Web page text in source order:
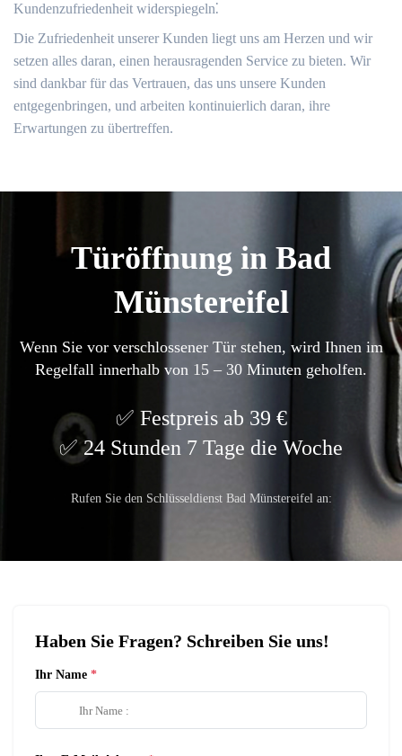
Kundenzufriedenheit widerspiegeln⁚
Die Zufriedenheit unserer Kunden liegt uns am Herzen und wir
setzen alles daran, einen herausragenden Service zu bieten.​ Wir
sind dankbar für das Vertrauen, das uns unsere Kunden
entgegenbringen, und arbeiten kontinuierlich daran, ihre
Erwartungen zu übertreffen.​
Türöffnung in Bad
Münstereifel
Wenn Sie vor verschlossener Tür stehen, wird Ihnen im
Regelfall innerhalb von 15 – 30 Minuten geholfen.
Festpreis ab 39 €
24 Stunden 7 Tage die Woche
Rufen Sie den Schlüsseldienst Bad Münstereifel an:
Haben Sie Fragen? Schreiben Sie uns!
Ihr Name